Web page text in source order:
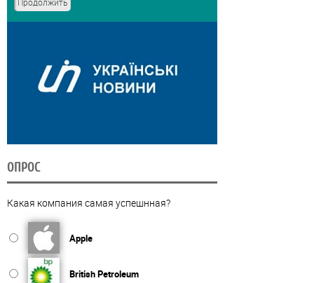
ОПРОС
Какая компания самая успешнная?
Apple
British Petroleum